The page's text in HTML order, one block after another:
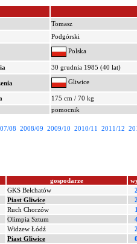
Tomasz
Podgórski
Polska
30 grudnia 1985 (40 lat)
Gliwice
175 cm / 70 kg
pomocnik
08 2008/09 2009/10 2010/11 2011/12
gospodarze
GKS Bełchatów
Piast Gliwice
Ruch Chorzów
Olimpia Sztum
Widzew Łódź
Piast Gliwice